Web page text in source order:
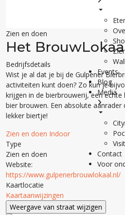
Events
Blog
Media
Contact
Voor
Zien en doen
Het
Bedrijfsdetails
Wist je al dat je bij de Gulpener
activiteiten kunt doen? Zo kun je
krijgen in de bierbrouwerij, een
bier brouwen. Een absolute aanrader
lekker biertje!
Zien en doen Indoor
Type
Zien en doen
Website:
https://www.gulpenerbrouwlokaal.nl/
Kaartlocatie
Kaartaanwijzingen